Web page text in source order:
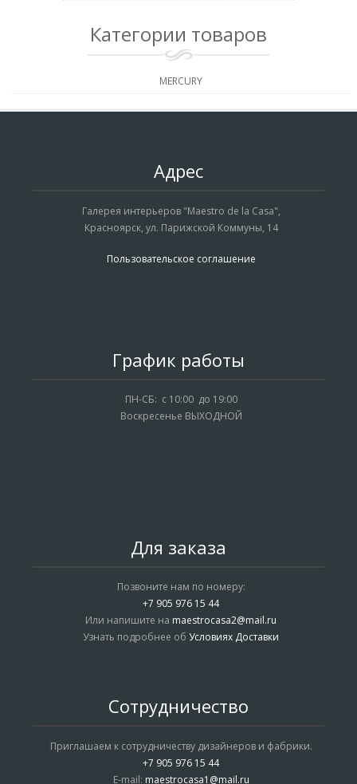
Категории товаров
MERCURY
Адрес
Галерея интерьеров "Maestro de la Casa",
Красноярск, ул. Парижской Коммуны, 14
Пользовательское соглашение
График работы
ПН-СБ: с 10:00 до 19:00
Воскресенье ВЫХОДНОЙ
Для заказа
Позвоните нам по номеру:
+7 905 976 15 44
Или напишите на maestrocasa2@mail.ru
Узнать подробнее об Условиях Доставки
Сотрудничество
Приглашаем к сотрудничеству дизайнеров и фабрики.
+7 905 976 15 44
E-mail: maestrocasa1@mail.ru